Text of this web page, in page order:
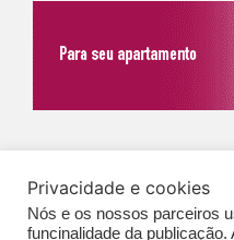
Expediente|Contato|Newsletter
GERAIS DE
Privacidade e cookies
Nós e os nossos parceiros
funcinalidade da